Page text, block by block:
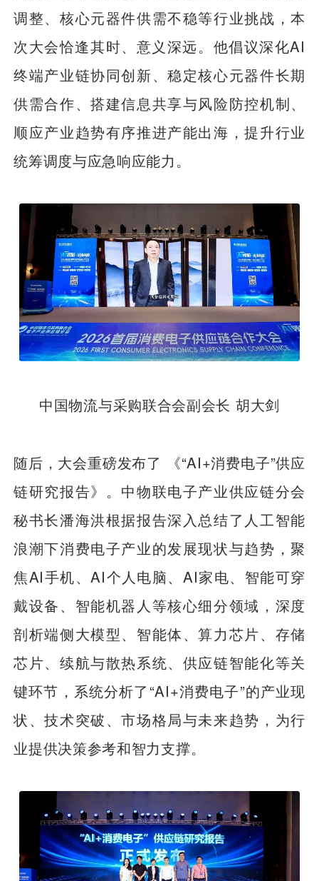
调整、核心元器件供需不稳等行业挑战，本
次大会恰逢其时、意义深远。他倡议深化AI
终端产业链协同创新、稳定核心元器件长期
供需合作、搭建信息共享与风险防控机制、
顺应产业趋势有序推进产能出海，提升行业
统筹调度与应急响应能力。
中国物流与采购联合会副会长 胡大剑
随后，大会重磅发布了 《“AI+消费电子”供应
链研究报告》。中物联电子产业供应链分会
秘书长潘海洪根据报告深入总结了人工智能
浪潮下消费电子产业的发展现状与趋势，聚
焦AI手机、AI个人电脑、AI家电、智能可穿
戴设备、智能机器人等核心细分领域，深度
剖析端侧大模型、智能体、算力芯片、存储
芯片、续航与散热系统、供应链智能化等关
键环节，系统分析了“AI+消费电子”的产业现
状、技术突破、市场格局与未来趋势，为行
业提供决策参考和智力支撑。